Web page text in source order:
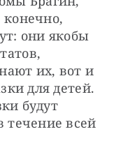
они якобы
их, вот и
для детей.
будут
течение всей